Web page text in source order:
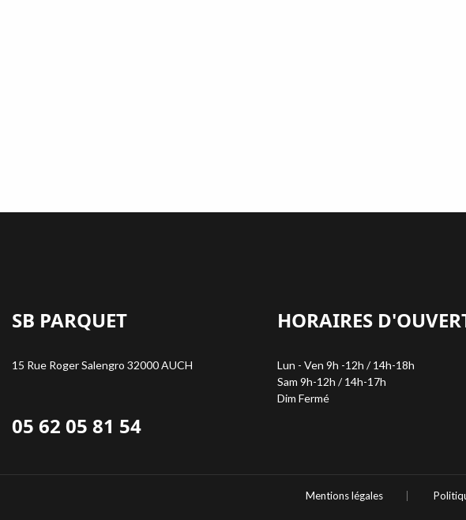
SB PARQUET
15 Rue Roger Salengro 32000 AUCH
05 62 05 81 54
HORAIRES
Lun - Ven 9h -12h / 14h-18h
Sam 9h-12h / 14h-17h
Dim Fermé
Mentions légales